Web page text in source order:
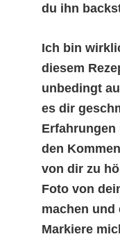
du ihn
Ich bin
diesem
unbedingt
es dir
den
von dir zu
Foto von
machen und
Markiere